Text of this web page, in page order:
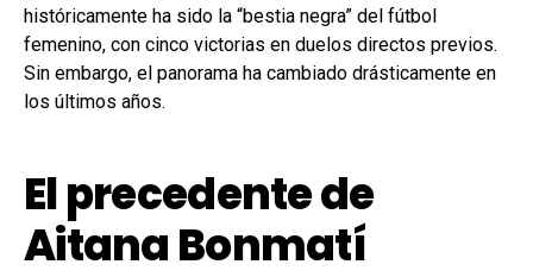
históricamente ha sido la “bestia negra” del fútbol
femenino, con cinco victorias en duelos directos previos.
Sin embargo, el panorama ha cambiado drásticamente en
los últimos años.
El precedente de
Aitana Bonmatí